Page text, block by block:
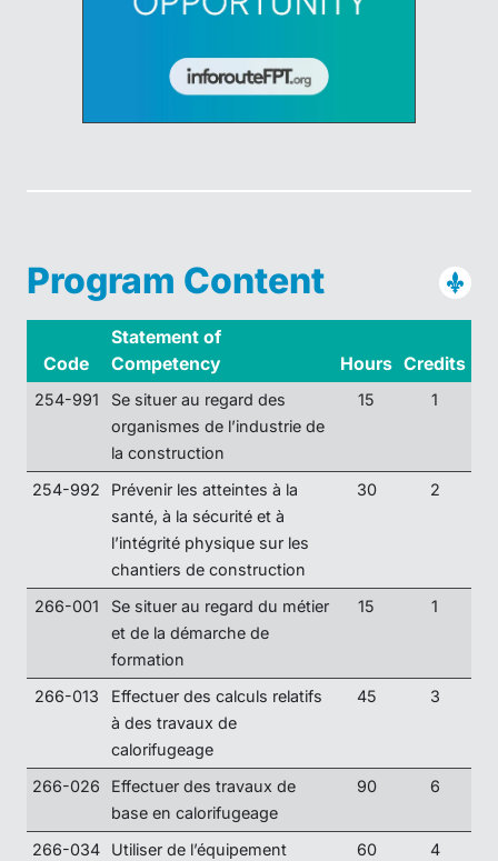
Program Content
Code
Statement of
Competency
Hours Credits
254-991
Se situer au regard des
organismes de l’industrie de
la construction
15 1
254-992
Prévenir les atteintes à la
santé, à la sécurité et à
l’intégrité physique sur les
chantiers de construction
30 2
266-001
Se situer au regard du métier
et de la démarche de
formation
15 1
266-013
Effectuer des calculs relatifs
à des travaux de
calorifugeage
45 3
266-026
Effectuer des travaux de
base en calorifugeage
90 6
266-034
Utiliser de l’équipement
60 4